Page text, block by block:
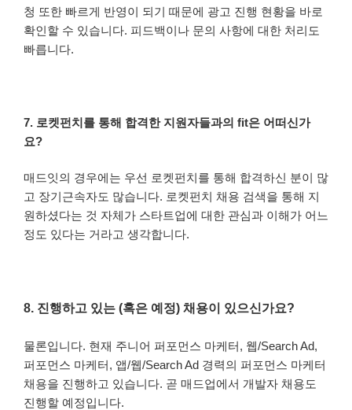
청 또한 빠르게 반영이 되기 때문에 광고 진행 현황을 바로
확인할 수 있습니다. 피드백이나 문의 사항에 대한 처리도
빠릅니다.
7. 로켓펀치를 통해 합격한 지원자들과의 fit은 어떠신가
요?
매드잇의 경우에는 우선 로켓펀치를 통해 합격하신 분이 많
고 장기근속자도 많습니다. 로켓펀치 채용 검색을 통해 지
원하셨다는 것 자체가 스타트업에 대한 관심과 이해가 어느
정도 있다는 거라고 생각합니다.
8. 진행하고 있는 (혹은 예정) 채용이 있으신가요?
물론입니다. 현재 주니어 퍼포먼스 마케터, 웹/Search Ad,
퍼포먼스 마케터, 앱/웹/Search Ad 경력의 퍼포먼스 마케터
채용을 진행하고 있습니다. 곧 매드업에서 개발자 채용도
진행할 예정입니다.